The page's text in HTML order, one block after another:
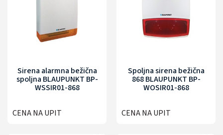
Sirena alarmna bežična
spoljna BLAUPUNKT BP-
WSSIR01-868
CENA NA UPIT
Spoljna sirena bežična
868 BLAUPUNKT BP-
WOSIR01-868
CENA NA UPIT